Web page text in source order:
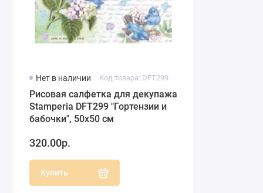
Нет в наличии Код товара: DFT299
Рисовая салфетка для декупажа
Stamperia DFT299 "Гортензии и
бабочки", 50х50 см
320.00р.
Купить